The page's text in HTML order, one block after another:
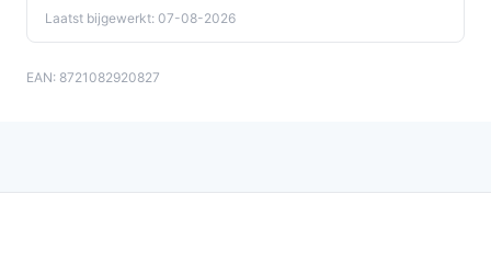
Laatst bijgewerkt: 07-08-2026
EAN: 8721082920827